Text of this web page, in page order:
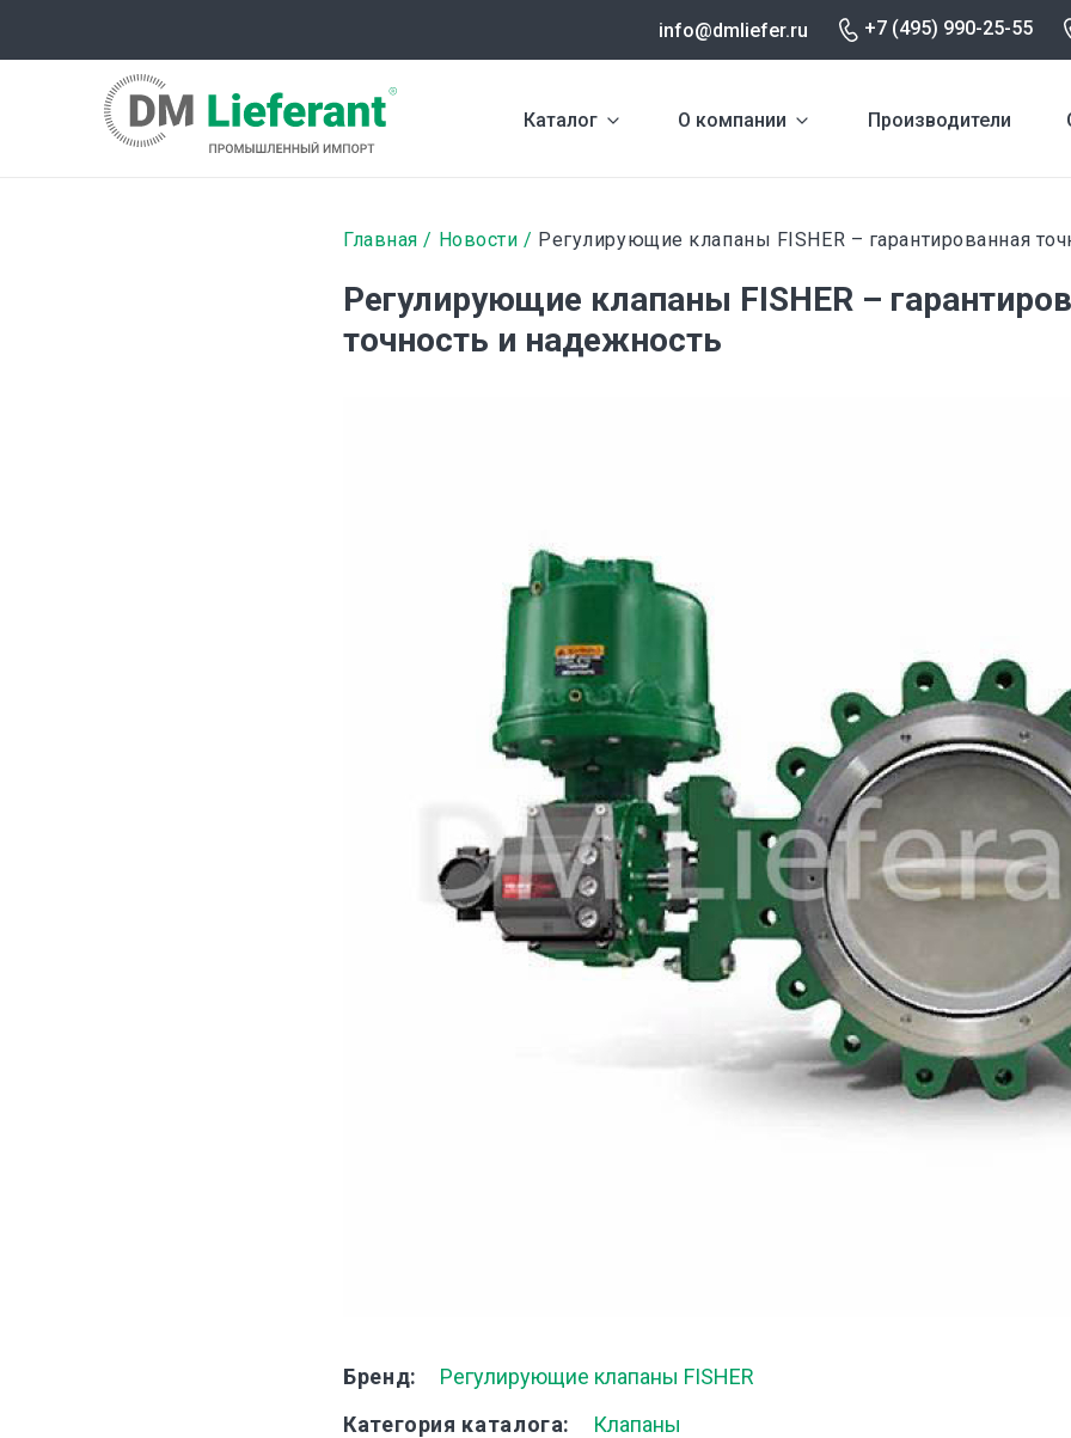
содержанию
info@dmliefer.ru +7 (495) 990-25-55
Каталог О компании Производители
Строка
навигации
Главная Новости Регулирующие клапаны FISHER – гарантированная
Регулирующие клапаны FISHER –
точность и надежность
Бренд
Регулирующие клапаны FISHER
Категория каталога
Клапаны